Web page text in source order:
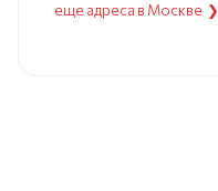
еще адреса в Москве ❯